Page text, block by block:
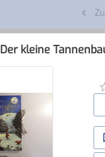
Der kleine